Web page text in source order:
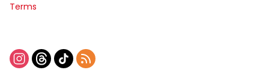
Terms